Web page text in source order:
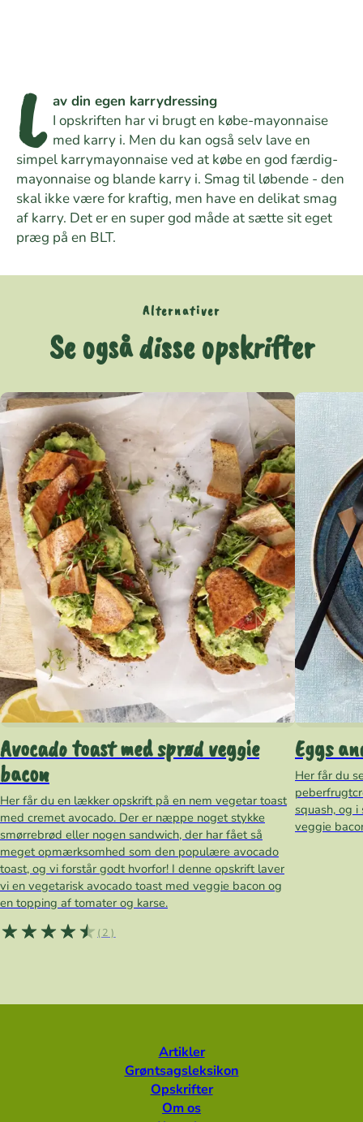
L av din egen karrydressing
I opskriften har vi brugt en købe-mayonnaise
med karry i. Men du kan også selv lave en
simpel karrymayonnaise ved at købe en god færdig-
mayonnaise og blande karry i. Smag til løbende - den
skal ikke være for kraftig, men have en delikat smag
af karry. Det er en super god måde at sætte sit eget
præg på en BLT.
Alternativer
Se også disse opskrifter
Avocado toast med sprød veggie
bacon
Her får du en lækker opskrift på en nem vegetar toast
med cremet avocado. Der er næppe noget stykke
smørrebrød eller nogen sandwich, der har fået så
meget opmærksomhed som den populære avocado
toast, og vi forstår godt hvorfor! I denne opskrift laver
vi en vegetarisk avocado toast med veggie bacon og
en topping af tomater og karse.
(2)
Eggs
Her får du
squash, og
veggie
Artikler
Grøntsagsleksikon
Opskrifter
Om os